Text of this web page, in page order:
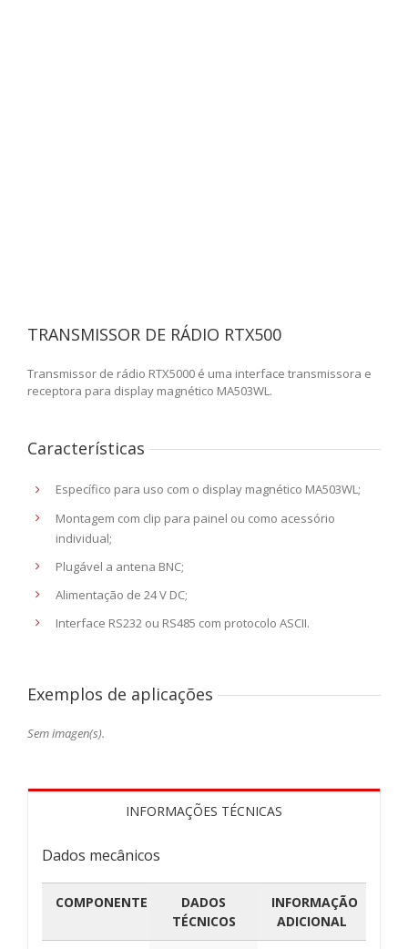
TRANSMISSOR DE RÁDIO RTX500
Transmissor de rádio RTX5000 é uma interface transmissora e
receptora para display magnético MA503WL.
Características
Específico para uso com o display magnético MA503WL;
Montagem com clip para painel ou como acessório
individual;
Plugável a antena BNC;
Alimentação de 24 V DC;
Interface RS232 ou RS485 com protocolo ASCII.
Exemplos de aplicações
Sem imagen(s).
INFORMAÇÕES TÉCNICAS
Dados mecânicos
COMPONENTE
DADOS
TÉCNICOS
INFORMAÇÃO
ADICIONAL